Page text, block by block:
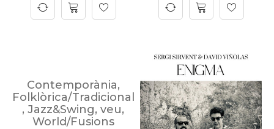
Contemporània,
Folklòrica/Tradicional
, Jazz&Swing, veu,
World/Fusions